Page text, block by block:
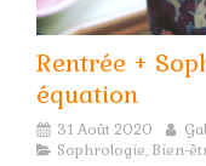
Rentrée +
équation
31 Août 2020
Sophrologie, Bien-